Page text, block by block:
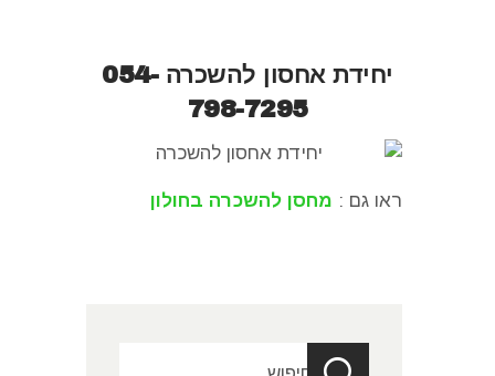
יחידת אחסון להשכרה054-
798-7295
ראו גם : מחסן להשכרה בחולון
חיפוש: